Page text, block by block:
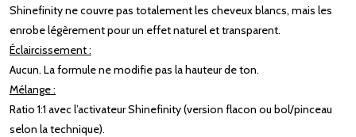
Shinefinity ne couvre pas totalement les cheveux blancs, mais les
enrobe légèrement pour un effet naturel et transparent.
Éclaircissement :
Aucun. La formule ne modifie pas la hauteur de ton.
Mélange :
Ratio 1:1 avec l’activateur Shinefinity (version flacon ou bol/pinceau
selon la technique).